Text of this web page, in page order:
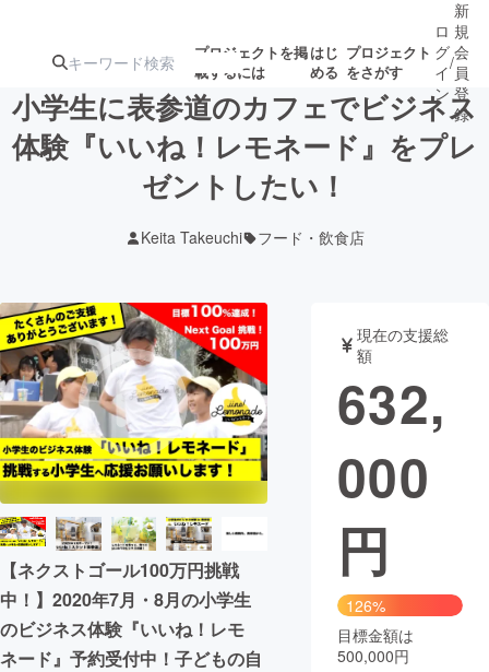
プロジェクトを掲
載するには
はじ
める
プロジェクト
をさがす
注目のリ 注目の新着プロ募集終了が近いプ
テクノロジー・ガジェット
映像・映画 書籍・雑誌
ビジネス・起業 チャレンジ
まちづくり・地域活性化
CAMPFIRE for Social Good
CAMPFIRE Creation
CAMPFIREふるさと納税
コミュニティ
ロ
グ
イ
ン
/
新
規
会
員
登
録
小学生に表参道のカフェでビジネス
体験『いいね！レモネード』をプレ
ゼントしたい！
Keita Takeuchi フード・飲食店
【ネクストゴール100万円挑戦
中！】2020年7月・8月の小学生
のビジネス体験『いいね！レモ
ネード』予約受付中！子どもの自
現在の支援総
額
632,
000
円
126%
目標金額は
500,000円